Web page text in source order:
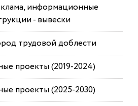
информационные
- вывески
трудовой доблести
проекты (2019-2024)
проекты (2025-2030)